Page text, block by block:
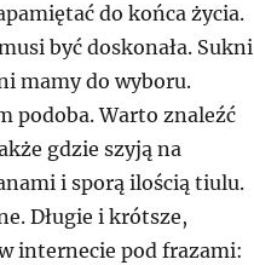
do końca życia.
być doskonała. Sukni
mamy do wyboru.
podoba. Warto znaleźć
gdzie szyją na
i sporą ilością tiulu.
Długie i krótsze,
internecie pod frazami: